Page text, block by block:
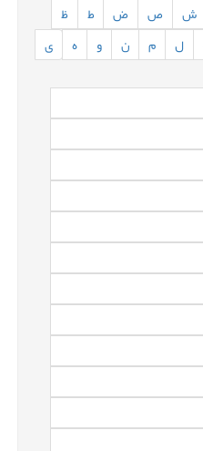
ش ص ض ط
ظ
ل م ن و ه ی